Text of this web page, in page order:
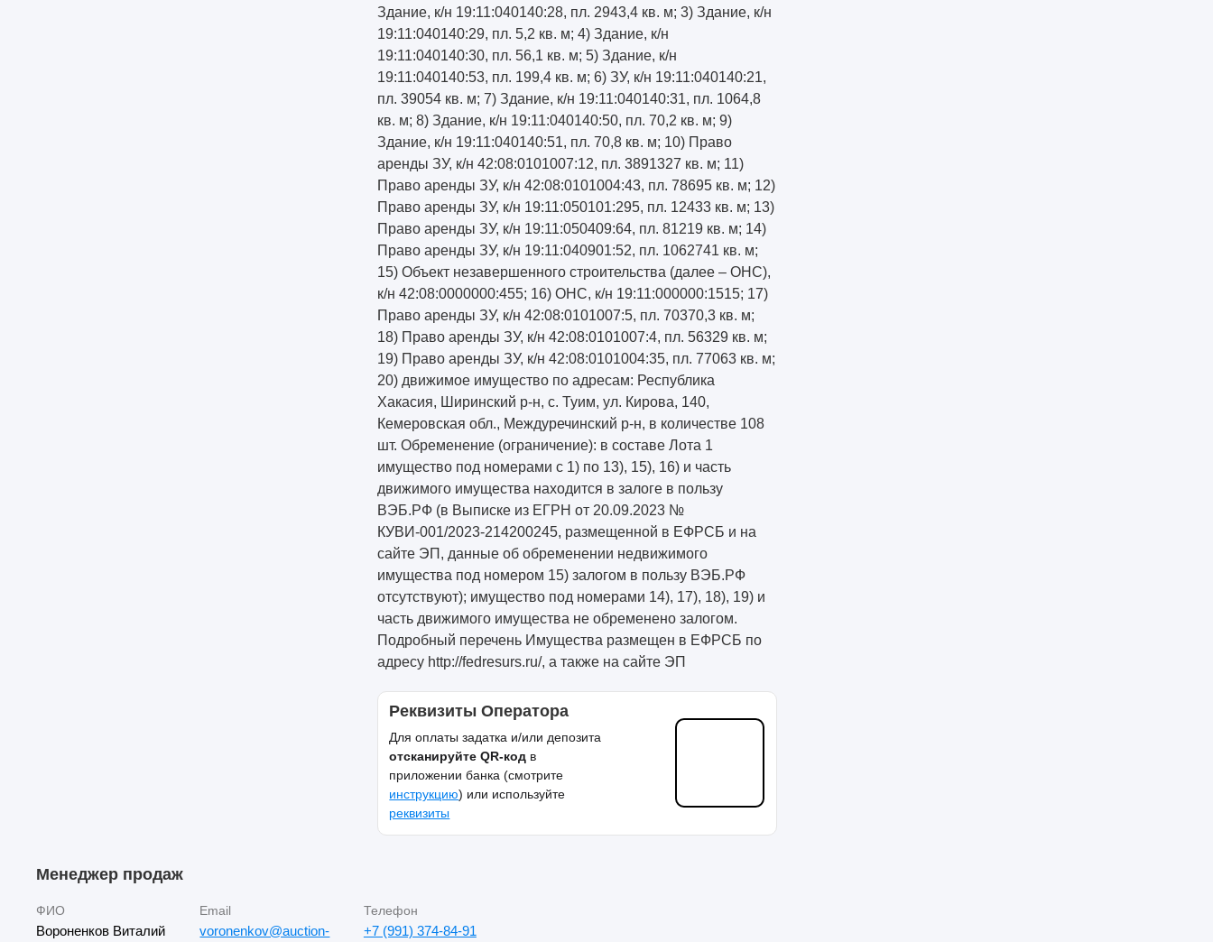
Здание, к/н 19:11:040140:28, пл. 2943,4 кв. м; 3) Здание, к/н
19:11:040140:29, пл. 5,2 кв. м; 4) Здание, к/н
19:11:040140:30, пл. 56,1 кв. м; 5) Здание, к/н
19:11:040140:53, пл. 199,4 кв. м; 6) ЗУ, к/н 19:11:040140:21,
пл. 39054 кв. м; 7) Здание, к/н 19:11:040140:31, пл. 1064,8
кв. м; 8) Здание, к/н 19:11:040140:50, пл. 70,2 кв. м; 9)
Здание, к/н 19:11:040140:51, пл. 70,8 кв. м; 10) Право
аренды ЗУ, к/н 42:08:0101007:12, пл. 3891327 кв. м; 11)
Право аренды ЗУ, к/н 42:08:0101004:43, пл. 78695 кв. м; 12)
Право аренды ЗУ, к/н 19:11:050101:295, пл. 12433 кв. м; 13)
Право аренды ЗУ, к/н 19:11:050409:64, пл. 81219 кв. м; 14)
Право аренды ЗУ, к/н 19:11:040901:52, пл. 1062741 кв. м;
15) Объект незавершенного строительства (далее – ОНС),
к/н 42:08:0000000:455; 16) ОНС, к/н 19:11:000000:1515; 17)
Право аренды ЗУ, к/н 42:08:0101007:5, пл. 70370,3 кв. м;
18) Право аренды ЗУ, к/н 42:08:0101007:4, пл. 56329 кв. м;
19) Право аренды ЗУ, к/н 42:08:0101004:35, пл. 77063 кв. м;
20) движимое имущество по адресам: Республика
Хакасия, Ширинский р-н, с. Туим, ул. Кирова, 140,
Кемеровская обл., Междуречинский р-н, в количестве 108
шт. Обременение (ограничение): в составе Лота 1
имущество под номерами с 1) по 13), 15), 16) и часть
движимого имущества находится в залоге в пользу
ВЭБ.РФ (в Выписке из ЕГРН от 20.09.2023 №
КУВИ-001/2023-214200245, размещенной в ЕФРСБ и на
сайте ЭП, данные об обременении недвижимого
имущества под номером 15) залогом в пользу ВЭБ.РФ
отсутствуют); имущество под номерами 14), 17), 18), 19) и
часть движимого имущества не обременено залогом.
Подробный перечень Имущества размещен в ЕФРСБ по
адресу http://fedresurs.ru/, а также на сайте ЭП
Реквизиты Оператора
Для оплаты задатка и/или депозита
отсканируйте QR-код в
приложении банка (смотрите
инструкцию) или используйте
реквизиты
Менеджер продаж
ФИО
Вороненков Виталий
Email
voronenkov@auction-
Телефон
+7 (991) 374-84-91